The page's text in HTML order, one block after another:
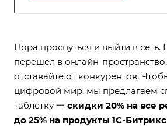
Пора проснуться и выйти в сеть.
перешел в онлайн-
отставайте от конкурентов.
цифровой мир, мы предлагаем
таблетку 一 скидки 20% на все
до 25% на продукты 1С-